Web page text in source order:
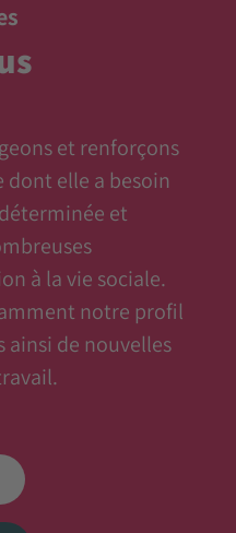
et renforçons
dont elle a besoin
et
à la vie sociale.
notre profil
ainsi de nouvelles